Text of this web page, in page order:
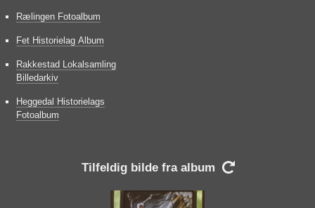
Rælingen Fotoalbum
Fet Historielag Album
Rakkestad Lokalsamling
Billedarkiv
Heggedal Historielags
Fotoalbum
Tilfeldig bilde fra album 